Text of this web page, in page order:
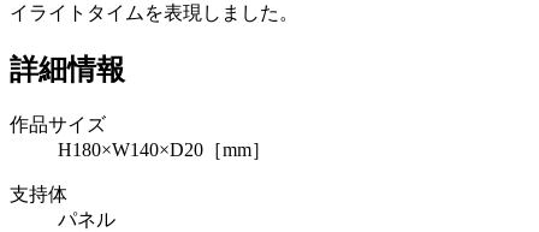
イライトタイムを表現しました。
詳細情報
作品サイズ
H180×W140×D20［mm］
支持体
パネル